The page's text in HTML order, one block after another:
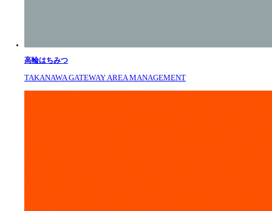
高輪はちみつ
TAKANAWA GATEWAY AREA MANAGEMENT